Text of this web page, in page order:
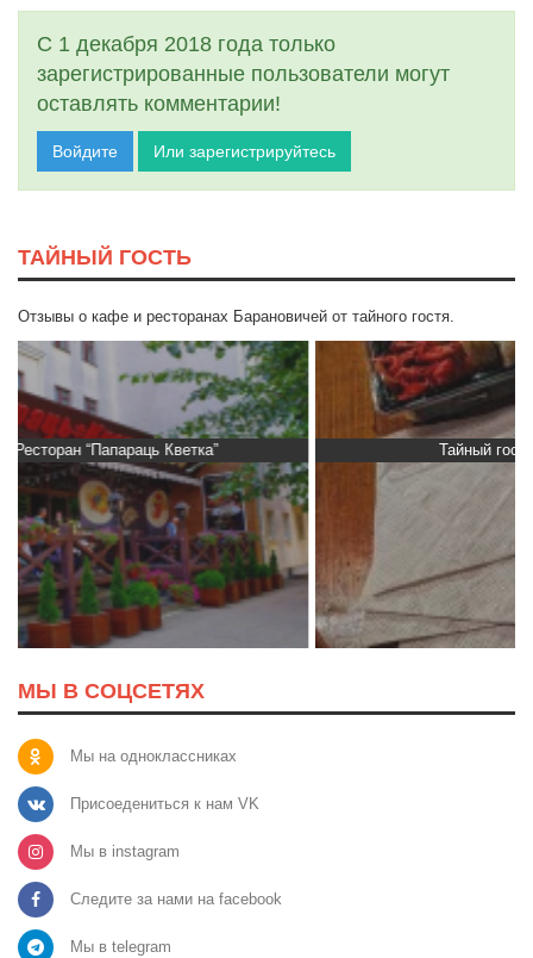
С 1 декабря 2018 года только
зарегистрированные пользователи могут
оставлять комментарии!
Войдите Или зарегистрируйтесь
ТАЙНЫЙ ГОСТЬ
Отзывы о кафе и ресторанах Барановичей от тайного гостя.
Тайный гость: доставка Капибара
МЫ В СОЦСЕТЯХ
Мы на одноклассниках
Присоедениться к нам VK
Мы в instagram
Следите за нами на facebook
Мы в telegram